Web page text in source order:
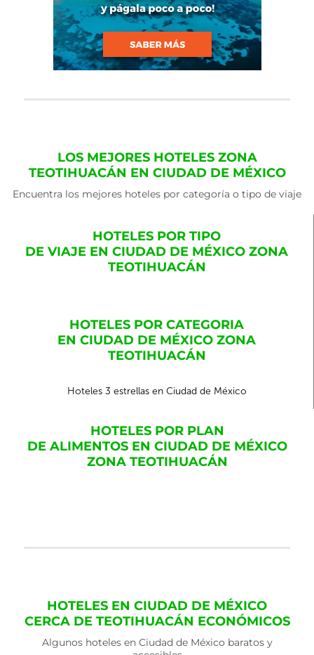
LOS MEJORES HOTELES ZONA
TEOTIHUACÁN EN CIUDAD DE MÉXICO
Encuentra los mejores hoteles por categoría o tipo de viaje
HOTELES POR TIPO
DE VIAJE EN CIUDAD DE MÉXICO ZONA
TEOTIHUACÁN
HOTELES POR CATEGORIA
EN CIUDAD DE MÉXICO ZONA
TEOTIHUACÁN
Hoteles 3 estrellas en Ciudad de México
HOTELES POR PLAN
DE ALIMENTOS EN CIUDAD DE MÉXICO
ZONA TEOTIHUACÁN
HOTELES EN CIUDAD DE MÉXICO
CERCA DE TEOTIHUACÁN ECONÓMICOS
Algunos hoteles en Ciudad de México baratos y